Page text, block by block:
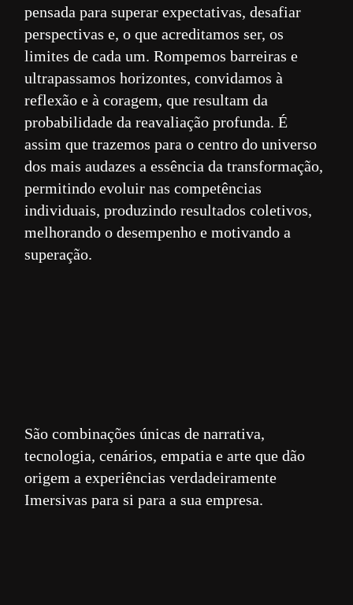
pensada para superar expectativas, desafiar
perspectivas e, o que acreditamos ser, os
limites de cada um. Rompemos barreiras e
ultrapassamos horizontes, convidamos à
reflexão e à coragem, que resultam da
probabilidade da reavaliação profunda. É
assim que trazemos para o centro do universo
dos mais audazes a essência da transformação,
permitindo evoluir nas competências
individuais, produzindo resultados coletivos,
melhorando o desempenho e motivando a
superação.
São combinações únicas de narrativa,
tecnologia, cenários, empatia e arte que dão
origem a experiências verdadeiramente
Imersivas para si para a sua empresa.